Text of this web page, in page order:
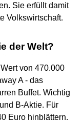
Sie erfüllt damit
Volkswirtschaft.
der Welt?
von 470.000
A - das
Buffet. Wichtig
B-Aktie. Für
Euro hinblättern.